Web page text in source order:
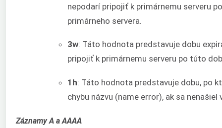
nepodarí pripojiť k primárnemu serveru
primárneho servera.
3w: Táto hodnota predstavuje dobu
pripojiť k primárnemu serveru po túto
1h: Táto hodnota predstavuje dobu, po
chybu názvu (name error), ak sa
Záznamy A a AAAA